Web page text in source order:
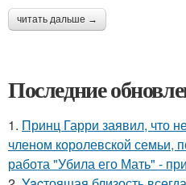
читать дальше →
Последние
1. Принц Гарри заявил, что
членом королевской семьи,
работа "Убила его Мать" -